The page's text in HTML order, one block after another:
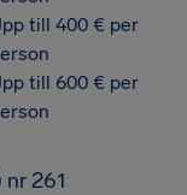
till 400 € per
till 600 € per
261